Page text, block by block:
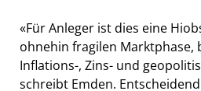
«Für Anleger ist dies eine
ohnehin fragilen Marktphase,
Inflations-, Zins- und
schreibt Emden.